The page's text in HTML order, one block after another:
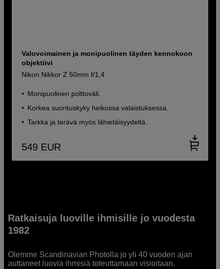
Valovoimainen ja monipuolinen täyden kennokoon
objektiivi
Nikon Nikkor Z 50mm f/1,4
Monipuolinen polttoväli.
Korkea suorituskyky heikossa valaistuksessa.
Tarkka ja terävä myös lähietäisyydeltä.
549 EUR
Ratkaisuja luoville ihmisille jo vuodesta
1982
Olemme Scandinavian Photolla jo yli 40 vuoden ajan
auttaneet luovia ihmisiä toteuttamaan visioitaan.